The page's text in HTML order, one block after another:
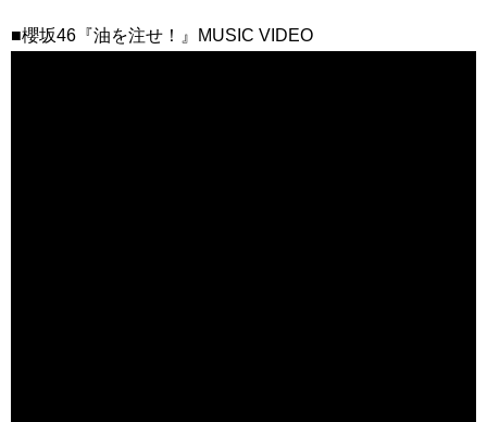
■櫻坂46『油を注せ！』MUSIC VIDEO